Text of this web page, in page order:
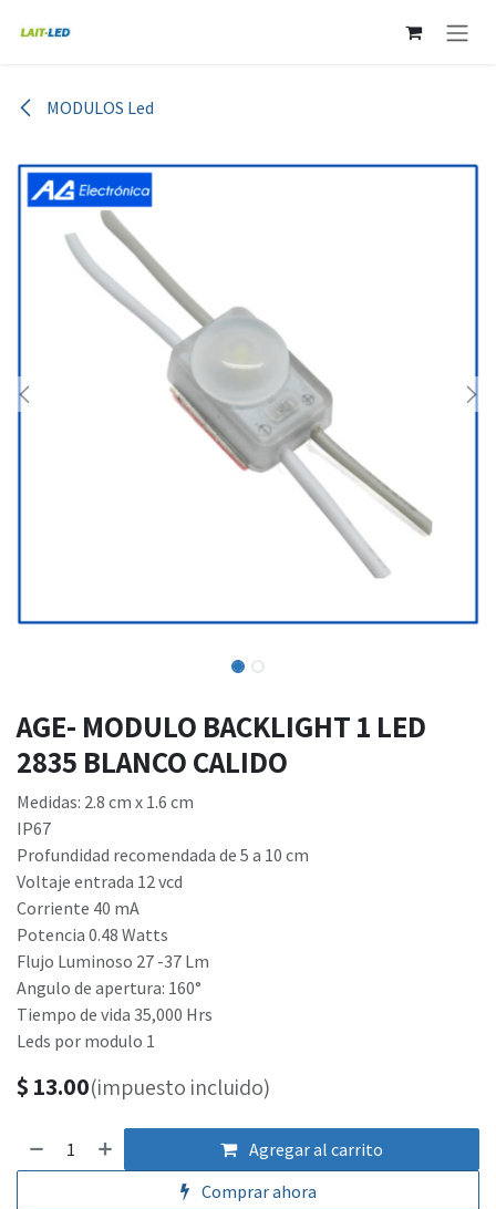
MODULOS Led
AGE- MODULO BACKLIGHT 1 LED
2835 BLANCO CALIDO
Medidas: 2.8 cm x 1.6 cm
IP67
Profundidad recomendada de 5 a 10 cm
Voltaje entrada 12 vcd
Corriente 40 mA
Potencia 0.48 Watts
Flujo Luminoso 27 -37 Lm
Angulo de apertura: 160°
Tiempo de vida 35,000 Hrs
Leds por modulo 1
$ 13.00(impuesto incluido)
Agregar al carrito
Comprar ahora